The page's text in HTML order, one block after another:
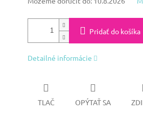
Pridať do košíka
Detailné informácie
TLAČ OPÝTAŤ SA